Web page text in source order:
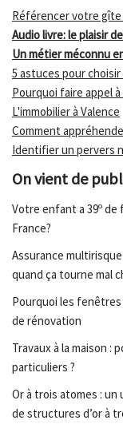
Référencer votre gîte
Audio livre: le plaisir
Un métier méconnu
5 astuces pour
Pourquoi faire appel
L'immobilier à Valence
Comment
Identifier un pervers
On vient de
Votre enfant a 39º
France?
Assurance
quand ça tourne mal
Pourquoi les
de rénovation
Travaux à la maison :
particuliers ?
Or à trois atomes :
de structures d’or à